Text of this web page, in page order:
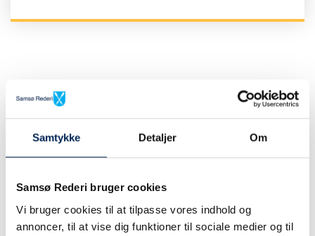
Samtykke Detaljer Om
Samsø Rederi bruger cookies
Vi bruger cookies til at tilpasse vores indhold og
annoncer, til at vise dig funktioner til sociale medier og til